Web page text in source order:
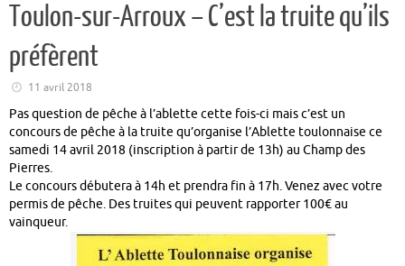
Toulon-sur-Arroux – C’est la truite qu’ils
préfèrent
11 avril 2018
Pas question de pêche à l’ablette cette fois-ci mais c’est un
concours de pêche à la truite qu’organise l’Ablette toulonnaise ce
samedi 14 avril 2018 (inscription à partir de 13h) au Champ des
Pierres.
Le concours débutera à 14h et prendra fin à 17h. Venez avec votre
permis de pêche. Des truites qui peuvent rapporter 100€ au
vainqueur.